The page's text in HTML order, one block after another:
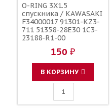
O-RING 3X1.5
спускника / KAWASAKI
F34000017 91301-KZ3-
711 51358-28E30 1C3-
23188-R1-00
150 ₽
В КОРЗИНУ